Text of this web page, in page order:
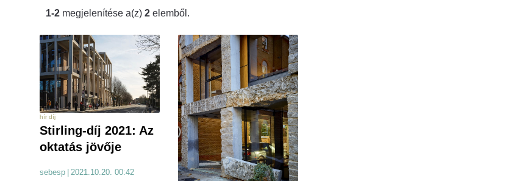
1-2 megjelenítése a(z) 2 elemből.
hír díj
Stirling-díj 2021: Az
oktatás jövője
sebesp 2021.10.20. 00:42